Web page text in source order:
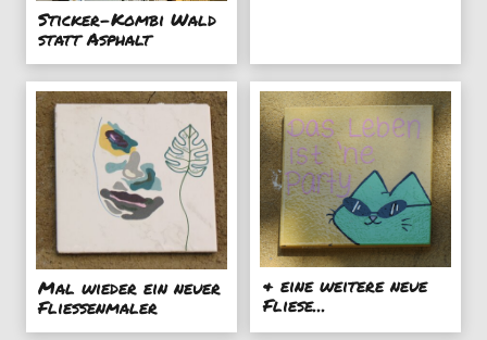
Sticker-Kombi Wald
statt Asphalt
Mal wieder ein neuer
Fliessenmaler
& eine weitere neue
Fliese...